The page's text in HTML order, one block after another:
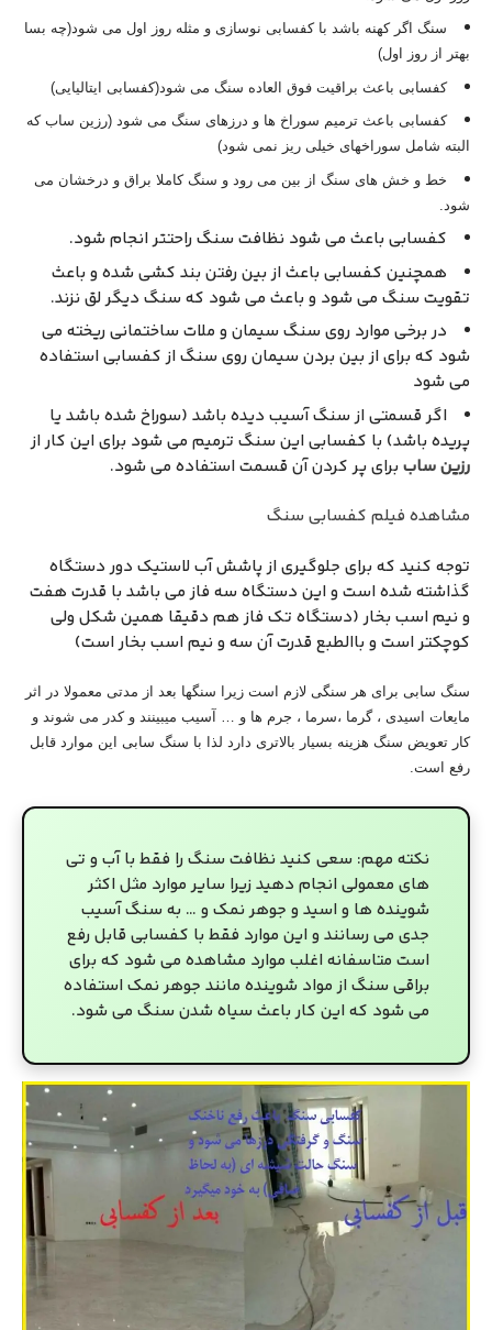
سنگ اگر کهنه باشد با کفسابی نوسازی و مثله روز اول می شود(چه بسا
بهتر از روز اول)
کفسابی باعث براقیت فوق العاده سنگ می شود(کفسابی ایتالیایی)
کفسابی باعث ترمیم سوراخ ها و درزهای سنگ می شود (رزین ساب که
البته شامل سوراخهای خیلی ریز نمی شود)
خط و خش های سنگ از بین می رود و سنگ کاملا براق و درخشان می
شود.
کفسابی باعث می شود نظافت سنگ راحتتر انجام شود.
همچنین کفسابی باعث از بین رفتن بند کشی شده و باعث
تقویت سنگ می شود و باعث می شود که سنگ دیگر لق نزند.
در برخی موارد روی سنگ سیمان و ملات ساختمانی ریخته می
شود که برای از بین بردن سیمان روی سنگ از کفسابی استفاده
می شود
اگر قسمتی از سنگ آسیب دیده باشد (سوراخ شده باشد یا
پریده باشد) با کفسابی این سنگ ترمیم می شود برای این کار از
رزین ساببرای پر کردن آن قسمت استفاده می شود.
مشاهده فیلم کفسابی سنگ
توجه کنید که برای جلوگیری از پاشش آب لاستیک دور دستگاه
گذاشته شده است و این دستگاه سه فاز می باشد با قدرت هفت
و نیم اسب بخار (دستگاه تک فاز هم دقیقا همین شکل ولی
کوچکتر است و باالطبع قدرت آن سه و نیم اسب بخار است)
سنگ سابی برای هر سنگی لازم است زیرا سنگها بعد از مدتی معمولا در اثر
مایعات اسیدی ، گرما ،سرما ، جرم ها و … آسیب میبینند و کدر می شوند و
کار تعویض سنگ هزینه بسیار بالاتری دارد لذا با سنگ سابی این موارد قابل
رفع است.
نکته مهم: سعی کنید نظافت سنگ را فقط با آب و تی
های معمولی انجام دهید زیرا سایر موارد مثل اکثر
شوینده ها و اسید و جوهر نمک و … به سنگ آسیب
جدی می رسانند و این موارد فقط با کفسابی قابل رفع
است متاسفانه اغلب موارد مشاهده می شود که برای
براقی سنگ از مواد شوینده مانند جوهر نمک استفاده
می شود که این کار باعث سیاه شدن سنگ می شود.